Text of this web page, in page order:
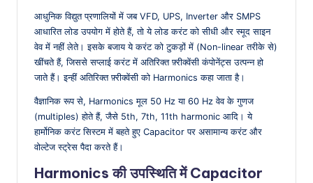
आधुनिक विद्युत प्रणालियों में जब VFD, UPS, Inverter और SMPS
आधारित लोड उपयोग में होते हैं, तो ये लोड करंट को सीधी और स्मूद साइन
वेव में नहीं लेते। इसके बजाय ये करंट को टुकड़ों में (Non-linear तरीके से)
खींचते हैं, जिससे सप्लाई करंट में अतिरिक्त फ़्रीक्वेंसी कंपोनेंट्स उत्पन्न हो
जाते हैं। इन्हीं अतिरिक्त फ़्रीक्वेंसी को Harmonics कहा जाता है।
वैज्ञानिक रूप से, Harmonics मूल 50 Hz या 60 Hz वेव के गुणज
(multiples) होते हैं, जैसे 5th, 7th, 11th harmonic आदि। ये
हार्मोनिक करंट सिस्टम में बहते हुए Capacitor पर असामान्य करंट और
वोल्टेज स्ट्रेस पैदा करते हैं।
Harmonics की उपस्थिति में Capacitor